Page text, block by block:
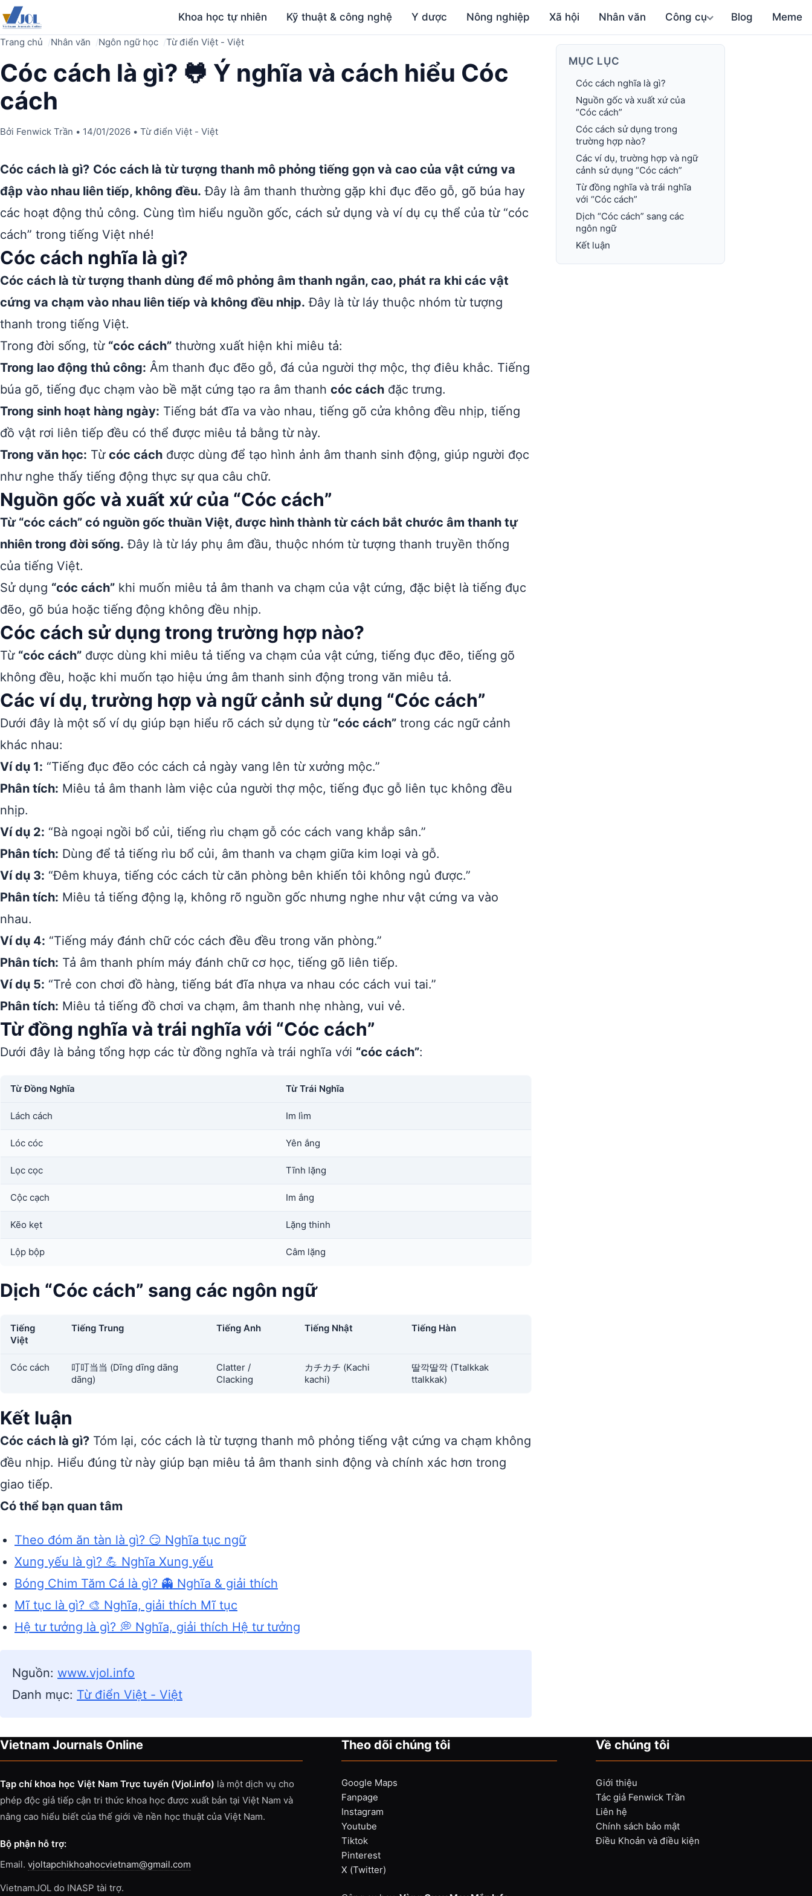
Khoa học tự nhiên Kỹ thuật & công nghệ Y dược Nông nghiệp Xã hội Nhân văn Công cụ Blog Meme
Trang chủ Nhân văn Ngôn ngữ học Từ điển Việt - Việt
Cóc cách là gì? 🐸 Ý nghĩa và cách hiểu Cóc
cách
Bởi Fenwick Trần • 14/01/2026 • Từ điển Việt - Việt
Cóc cách là gì? Cóc cách là từ tượng thanh mô phỏng tiếng gọn và cao của vật cứng va
đập vào nhau liên tiếp, không đều. Đây là âm thanh thường gặp khi đục đẽo gỗ, gõ búa hay
các hoạt động thủ công. Cùng tìm hiểu nguồn gốc, cách sử dụng và ví dụ cụ thể của từ “cóc
cách” trong tiếng Việt nhé!
Cóc cách nghĩa là gì?
Cóc cách là từ tượng thanh dùng để mô phỏng âm thanh ngắn, cao, phát ra khi các vật
cứng va chạm vào nhau liên tiếp và không đều nhịp. Đây là từ láy thuộc nhóm từ tượng
thanh trong tiếng Việt.
Trong đời sống, từ “cóc cách” thường xuất hiện khi miêu tả:
Trong lao động thủ công: Âm thanh đục đẽo gỗ, đá của người thợ mộc, thợ điêu khắc. Tiếng
búa gõ, tiếng đục chạm vào bề mặt cứng tạo ra âm thanh cóc cách đặc trưng.
Trong sinh hoạt hàng ngày: Tiếng bát đĩa va vào nhau, tiếng gõ cửa không đều nhịp, tiếng
đồ vật rơi liên tiếp đều có thể được miêu tả bằng từ này.
Trong văn học: Từ cóc cách được dùng để tạo hình ảnh âm thanh sinh động, giúp người đọc
như nghe thấy tiếng động thực sự qua câu chữ.
Nguồn gốc và xuất xứ của “Cóc cách”
Từ “cóc cách” có nguồn gốc thuần Việt, được hình thành từ cách bắt chước âm thanh tự
nhiên trong đời sống. Đây là từ láy phụ âm đầu, thuộc nhóm từ tượng thanh truyền thống
của tiếng Việt.
Sử dụng “cóc cách” khi muốn miêu tả âm thanh va chạm của vật cứng, đặc biệt là tiếng đục
đẽo, gõ búa hoặc tiếng động không đều nhịp.
Cóc cách sử dụng trong trường hợp nào?
Từ “cóc cách” được dùng khi miêu tả tiếng va chạm của vật cứng, tiếng đục đẽo, tiếng gõ
không đều, hoặc khi muốn tạo hiệu ứng âm thanh sinh động trong văn miêu tả.
Các ví dụ, trường hợp và ngữ cảnh sử dụng “Cóc cách”
Dưới đây là một số ví dụ giúp bạn hiểu rõ cách sử dụng từ “cóc cách” trong các ngữ cảnh
khác nhau:
Ví dụ 1: “Tiếng đục đẽo cóc cách cả ngày vang lên từ xưởng mộc.”
Phân tích: Miêu tả âm thanh làm việc của người thợ mộc, tiếng đục gỗ liên tục không đều
nhịp.
Ví dụ 2: “Bà ngoại ngồi bổ củi, tiếng rìu chạm gỗ cóc cách vang khắp sân.”
Phân tích: Dùng để tả tiếng rìu bổ củi, âm thanh va chạm giữa kim loại và gỗ.
Ví dụ 3: “Đêm khuya, tiếng cóc cách từ căn phòng bên khiến tôi không ngủ được.”
Phân tích: Miêu tả tiếng động lạ, không rõ nguồn gốc nhưng nghe như vật cứng va vào
nhau.
Ví dụ 4: “Tiếng máy đánh chữ cóc cách đều đều trong văn phòng.”
Phân tích: Tả âm thanh phím máy đánh chữ cơ học, tiếng gõ liên tiếp.
Ví dụ 5: “Trẻ con chơi đồ hàng, tiếng bát đĩa nhựa va nhau cóc cách vui tai.”
Phân tích: Miêu tả tiếng đồ chơi va chạm, âm thanh nhẹ nhàng, vui vẻ.
Từ đồng nghĩa và trái nghĩa với “Cóc cách”
Dưới đây là bảng tổng hợp các từ đồng nghĩa và trái nghĩa với “cóc cách”:
Từ Đồng Nghĩa Từ Trái Nghĩa
Lách cách Im lìm
Lóc cóc Yên ắng
Lọc cọc Tĩnh lặng
Cộc cạch Im ắng
Kẽo kẹt Lặng thinh
Lộp bộp Câm lặng
Dịch “Cóc cách” sang các ngôn ngữ
Tiếng
Việt
Tiếng Trung Tiếng Anh Tiếng Nhật Tiếng Hàn
Cóc cách
叮叮当当 (Dīng dīng dāng
dāng)
Clatter /
Clacking
カチカチ (Kachi
kachi)
딸깍딸깍 (Ttalkkak
ttalkkak)
Kết luận
Cóc cách là gì? Tóm lại, cóc cách là từ tượng thanh mô phỏng tiếng vật cứng va chạm không
đều nhịp. Hiểu đúng từ này giúp bạn miêu tả âm thanh sinh động và chính xác hơn trong
giao tiếp.
Có thể bạn quan tâm
Theo đóm ăn tàn là gì? 😏 Nghĩa tục ngữ
Xung yếu là gì? 💪 Nghĩa Xung yếu
Bóng Chim Tăm Cá là gì? 👻 Nghĩa & giải thích
Mĩ tục là gì? 🎨 Nghĩa, giải thích Mĩ tục
Hệ tư tưởng là gì? 💭 Nghĩa, giải thích Hệ tư tưởng
Nguồn: www.vjol.info
Danh mục: Từ điển Việt - Việt
MỤC LỤC
Cóc cách nghĩa là gì?
Nguồn gốc và xuất xứ của
“Cóc cách”
Cóc cách sử dụng trong
trường hợp nào?
Các ví dụ, trường hợp và ngữ
cảnh sử dụng “Cóc cách”
Từ đồng nghĩa và trái nghĩa
với “Cóc cách”
Dịch “Cóc cách” sang các
ngôn ngữ
Kết luận
Vietnam Journals Online
Tạp chí khoa học Việt Nam Trực tuyến (Vjol.info) là một dịch vụ cho
phép độc giả tiếp cận tri thức khoa học được xuất bản tại Việt Nam và
nâng cao hiểu biết của thế giới về nền học thuật của Việt Nam.
Bộ phận hỗ trợ:
Email. vjoltapchikhoahocvietnam@gmail.com
VietnamJOL do INASP tài trợ.
Theo dõi chúng tôi
Google Maps
Fanpage
Instagram
Youtube
Tiktok
Pinterest
X (Twitter)
Về chúng tôi
Giới thiệu
Tác giả Fenwick Trần
Liên hệ
Chính sách bảo mật
Điều Khoản và điều kiện